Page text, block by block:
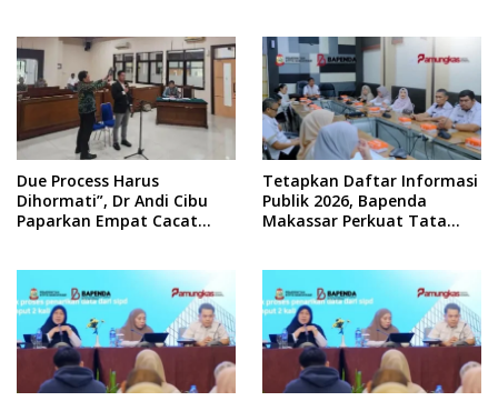
Due Process Harus
Dihormati”, Dr Andi Cibu
Paparkan Empat Cacat
Tetapkan Daftar Informasi
Publik 2026, Bapenda
Makassar Perkuat Tata